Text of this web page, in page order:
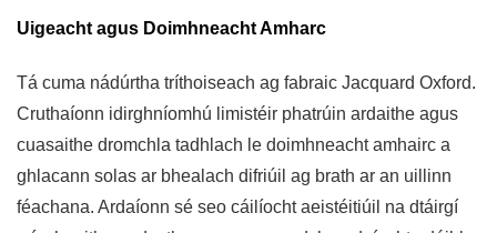
Uigeacht agus Doimhneacht Amharc
Tá cuma nádúrtha tríthoiseach ag fabraic Jacquard Oxford.
Cruthaíonn idirghníomhú limistéir phatrúin ardaithe agus
cuasaithe dromchla tadhlach le doimhneacht amhairc a
ghlacann solas ar bhealach difriúil ag brath ar an uillinn
féachana. Ardaíonn sé seo cáilíocht aeistéitiúil na dtáirgí